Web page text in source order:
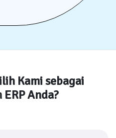
Kami sebagai
Anda?